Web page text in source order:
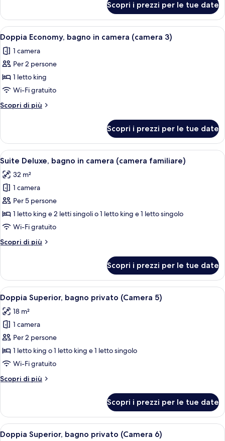
2)
Basic,
bagno
in
camera
(camera
2)
Scopri i prezzi per le tue date
Apri
tutte
le
foto
per
Doppia
Economy,
bagno
camera
(camera
3)
Un letto singolo con struttura in
8
Doppia Economy, bagno in camera (camera 3)
1 camera
Per 2 persone
1 letto king
Wi-Fi gratuito
Scopri di più
Altri
Economy,
bagno
in
(camera
3)
Scopri i prezzi per le tue date
Apri
tutte
le
foto
per
Suite
Deluxe,
in
familiare)
Una camera da letto con un letto,
11
Suite Deluxe, bagno in camera (camera familiare)
32 m²
1 camera
Per 5 persone
1 letto king e 2 letti singoli o 1 letto king e 1 letto singolo
Wi-Fi gratuito
Scopri di più
Altri
Deluxe,
bagno
in
camera
(camera
familiare)
Scopri i prezzi per le tue date
Apri
tutte
le
foto
per
Doppia
Superior,
privato
Una camera da letto moderna con
6
Doppia Superior, bagno privato (Camera 5)
18 m²
1 camera
Per 2 persone
1 letto king o 1 letto king e 1 letto singolo
Wi-Fi gratuito
Scopri di più
Altri
Superior,
bagno
privato
Scopri i prezzi per le tue date
Apri
Una camera da letto con un letto di
11
Doppia Superior, bagno privato (Camera 6)